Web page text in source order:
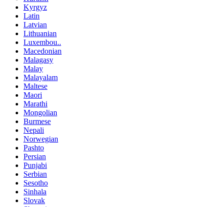
Kyrgyz
Latin
Latvian
Lithuanian
Luxembou..
Macedonian
Malagasy
Malay
Malayalam
Maltese
Maori
Marathi
Mongolian
Burmese
Nepali
Norwegian
Pashto
Persian
Punjabi
Serbian
Sesotho
Sinhala
Slovak